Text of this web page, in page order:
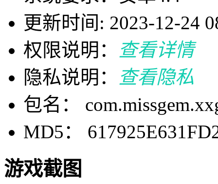
更新时间: 2023-12-24
权限说明：
查看详情
隐私说明：
查看隐私
包名：
MD5：
游戏截图